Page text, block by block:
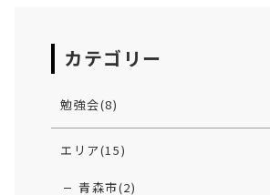
カテゴリー
勉強会(8)
エリア(15)
青森市(2)